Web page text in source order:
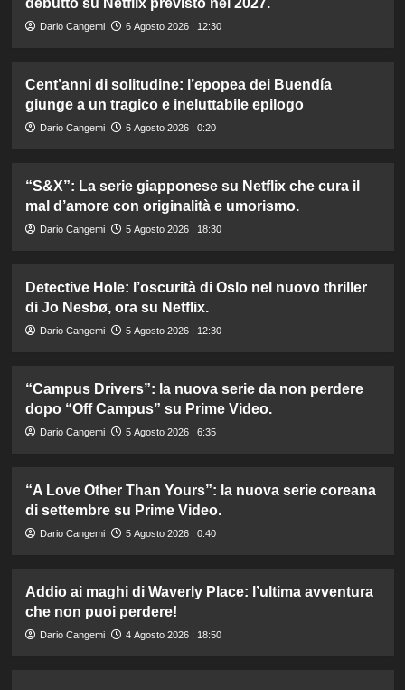
Dario Cangemi 6 Agosto 2026 : 12:30
Cent’anni di solitudine: l’epopea dei Buendía
giunge a un tragico e ineluttabile epilogo
Dario Cangemi 6 Agosto 2026 : 0:20
“S&X”: La serie giapponese su Netflix che cura il
mal d’amore con originalità e umorismo.
Dario Cangemi 5 Agosto 2026 : 18:30
Detective Hole: l’oscurità di Oslo nel nuovo thriller
di Jo Nesbø, ora su Netflix.
Dario Cangemi 5 Agosto 2026 : 12:30
“Campus Drivers”: la nuova serie da non perdere
dopo “Off Campus” su Prime Video.
Dario Cangemi 5 Agosto 2026 : 6:35
“A Love Other Than Yours”: la nuova serie coreana
di settembre su Prime Video.
Dario Cangemi 5 Agosto 2026 : 0:40
Addio ai maghi di Waverly Place: l’ultima avventura
che non puoi perdere!
Dario Cangemi 4 Agosto 2026 : 18:50